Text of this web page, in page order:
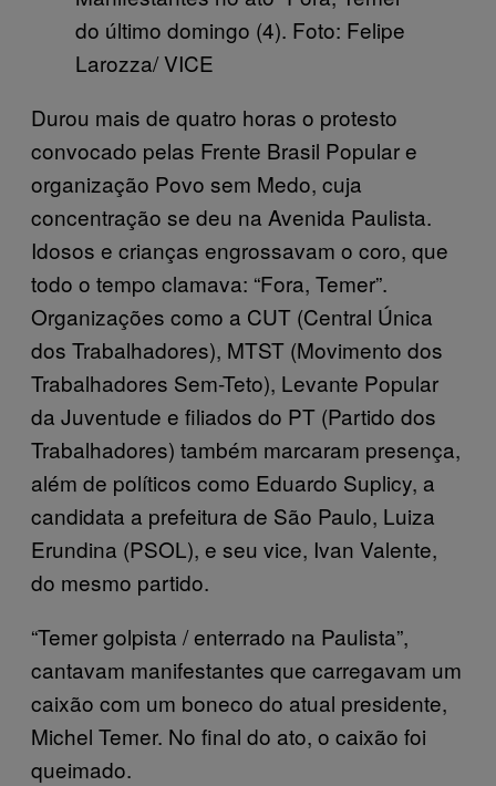
do último domingo (4). Foto: Felipe
Larozza/ VICE
Durou mais de quatro horas o protesto
convocado pelas Frente Brasil Popular e
organização Povo sem Medo, cuja
concentração se deu na Avenida Paulista.
Idosos e crianças engrossavam o coro, que
todo o tempo clamava: “Fora, Temer”.
Organizações como a CUT (Central Única
dos Trabalhadores), MTST (Movimento dos
Trabalhadores Sem-Teto), Levante Popular
da Juventude e filiados do PT (Partido dos
Trabalhadores) também marcaram presença,
além de políticos como Eduardo Suplicy, a
candidata a prefeitura de São Paulo, Luiza
Erundina (PSOL), e seu vice, Ivan Valente,
do mesmo partido.
“Temer golpista / enterrado na Paulista”,
cantavam manifestantes que carregavam um
caixão com um boneco do atual presidente,
Michel Temer. No final do ato, o caixão foi
queimado.